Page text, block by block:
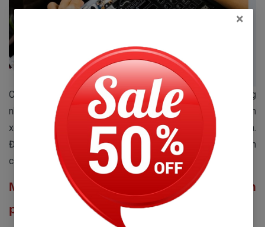
Các bạn có thể sử dụng máy hút bụi mini, khăn tắm, bông
nhỏ để dễ vệ sinh máy tính laptop của mình hơn. Khi vệ sinh
xong thì sẽ lắp lại máy và tiến hành khởi động lại kiểm tra.
Đây là cách tháo bàn phím dành cho laptop Asus, các bạn
cũng có thể áp dụng cho những loại bàn phím nổi khác.
Một số lỗi thường gặp cần phải thay bàn
phím trên Laptop
×